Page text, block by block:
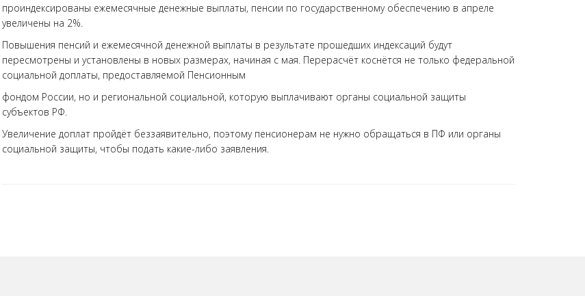
проиндексированы ежемесячные денежные выплаты, пенсии по государственному обеспечению в апреле
увеличены на 2%.
Повышения пенсий и ежемесячной денежной выплаты в результате прошедших индексаций будут
пересмотрены и установлены в новых размерах, начиная с мая. Перерасчёт коснётся не только федеральной
социальной доплаты, предоставляемой Пенсионным
фондом России, но и региональной социальной, которую выплачивают органы социальной защиты
субъектов РФ.
Увеличение доплат пройдёт беззаявительно, поэтому пенсионерам не нужно обращаться в ПФ или органы
социальной защиты, чтобы подать какие-либо заявления.